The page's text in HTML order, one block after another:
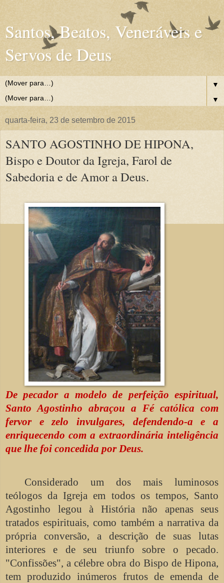
Santos, Beatos, Veneráveis e
Servos de Deus
▼
▼
quarta-feira, 23 de setembro de 2015
SANTO AGOSTINHO DE HIPONA,
Bispo e Doutor da Igreja, Farol de
Sabedoria e de Amor a Deus.
De pecador a modelo de perfeição espiritual,
Santo Agostinho abraçou a Fé católica com
fervor e zelo invulgares, defendendo-a e a
enriquecendo com a extraordinária inteligência
que lhe foi concedida por Deus.
Considerado um dos mais luminosos
teólogos da Igreja em todos os tempos, Santo
Agostinho legou à História não apenas seus
tratados espirituais, como também a narrativa da
própria conversão, a descrição de suas lutas
interiores e de seu triunfo sobre o pecado.
"Confissões", a célebre obra do Bispo de Hipona,
tem produzido inúmeros frutos de emenda de